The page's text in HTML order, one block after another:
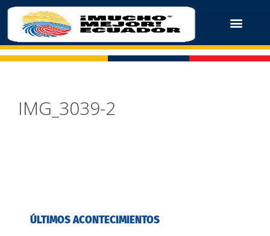
IMG_3039-2
ÚLTIMOS ACONTECIMIENTOS